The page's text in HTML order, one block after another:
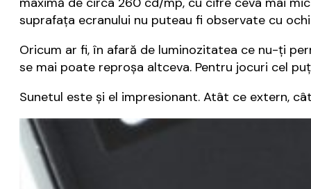
suprafața ecranului nu puteau fi observate cu
Oricum ar fi, în afară de luminozitatea ce nu-ți
se mai poate reproșa altceva. Pentru jocuri cel
Sunetul este și el impresionant. Atât ce extern,